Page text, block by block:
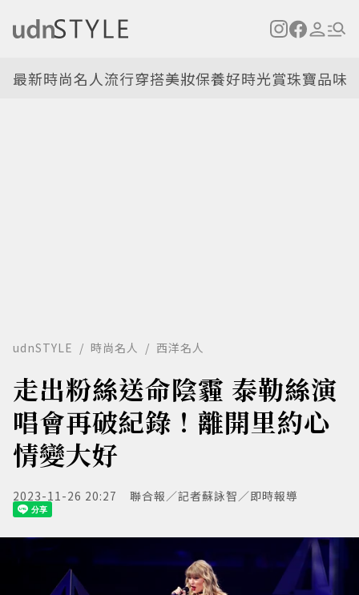
最新時尚名人流行穿搭美妝保養好時光賞珠寶品味
udnSTYLE 時尚名人 西洋名人
走出粉絲送命陰霾 泰勒絲演
唱會再破紀錄！離開里約心
情變大好
2023-11-26 20:27 聯合報／記者蘇詠智／即時報導